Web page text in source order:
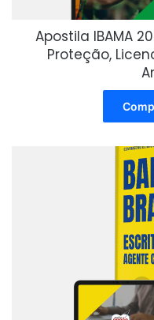
Apostila IBAMA
Proteção,